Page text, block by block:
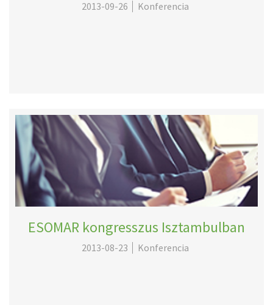
2013-09-26 Konferencia
ESOMAR kongresszus Isztambulban
2013-08-23 Konferencia